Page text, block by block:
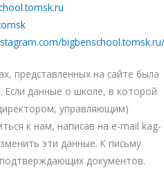
представленных на сайте была
Если данные о школе, в которой
управляющим)
к нам, написав на e-mail kag-
эти данные. К письму
документов.